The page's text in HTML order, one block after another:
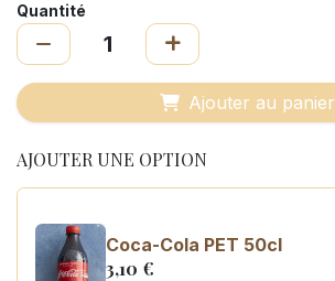
Quantité
Ajouter au panier
AJOUTER UNE OPTION
Coca-Cola PET 50cl
3,10 €